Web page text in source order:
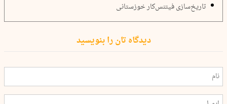
تاریخ‌سازی فیتنس‌کار خوزستانی
دیدگاه تان را بنویسید